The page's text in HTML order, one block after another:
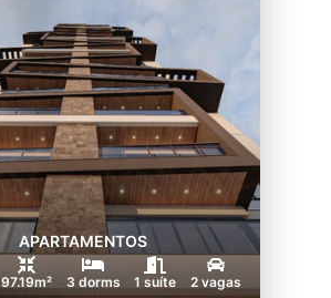
APARTAMENTOS
97.19m² 3 dorms 1 suíte 2 vagas